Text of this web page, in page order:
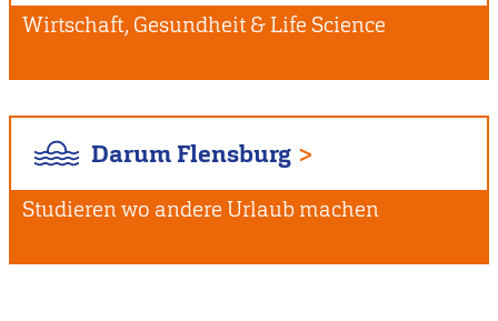
Wirtschaft, Gesundheit & Life Science
Darum Flensburg
Studieren wo andere Urlaub machen